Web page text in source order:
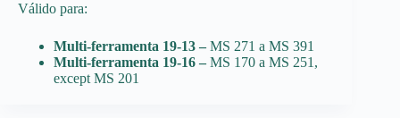
Válido para:
Multi-ferramenta 19-13 –MS 271 a MS 391
Multi-ferramenta 19-16 –MS 170 a MS 251,
except MS 201